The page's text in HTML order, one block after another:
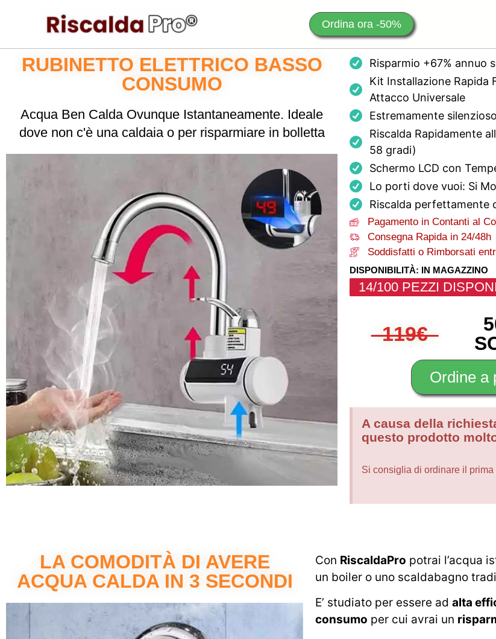
Ordina ora -50%
RUBINETTO ELETTRICO BASSO
CONSUMO
Acqua Ben Calda Ovunque Istantaneamente. Ideale
dove non c'è una caldaia o per risparmiare in bolletta
Risparmio +67% annuo
Kit Installazione Rapida
Attacco Universale
Estremamente silenzioso
Riscalda Rapidamente
58 gradi)
Schermo LCD con
Lo porti dove vuoi: Si
Riscalda perfettamente
Pagamento in Contanti al
Consegna Rapida in 24/48h
Soddisfatti o Rimborsati
DISPONIBILITÀ: IN MAGAZZINO
14/100 PEZZI
119€
Ordine a
A causa della
questo prodotto
Si consiglia di ordinare il prima
LA COMODITÀ DI AVERE
ACQUA CALDA IN 3 SECONDI
Con RiscaldaPro potrai l’acqua
un boiler o uno scaldabagno
E’ studiato per essere ad alta
consumo per cui avrai un